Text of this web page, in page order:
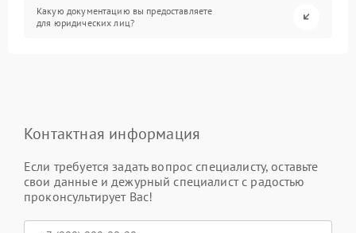
Какую документацию вы предоставляете
для юридических лиц?
Контактная информация
Если требуется задать вопрос специалисту, оставьте
свои данные и дежурный специалист с радостью
проконсультирует Вас!